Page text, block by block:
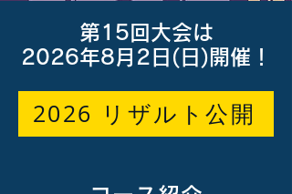
第15回大会は
2026年8月2日(日)開催！
2026 リザルト公開